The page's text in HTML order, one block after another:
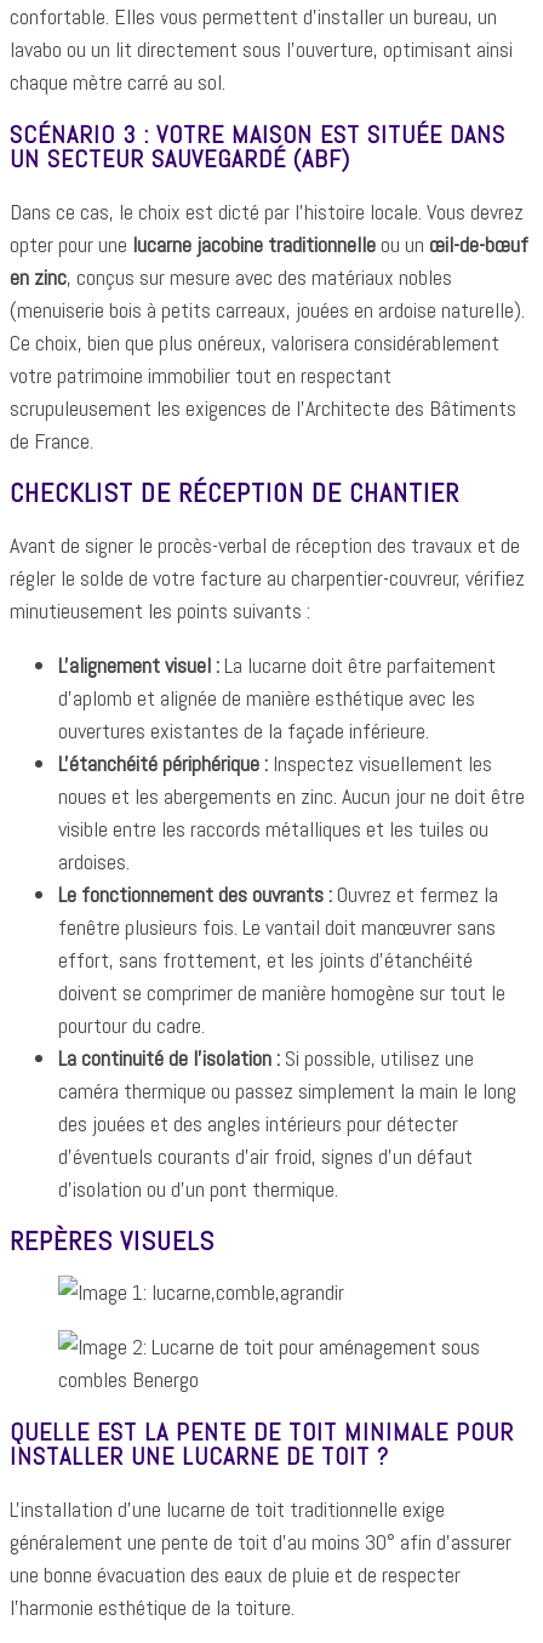
confortable. Elles vous permettent d'installer un bureau, un
lavabo ou un lit directement sous l'ouverture, optimisant ainsi
chaque mètre carré au sol.
SCÉNARIO 3 : VOTRE MAISON EST SITUÉE DANS
UN SECTEUR SAUVEGARDÉ (ABF)
Dans ce cas, le choix est dicté par l'histoire locale. Vous devrez
opter pour une lucarne jacobine traditionnelleou un œil-de-bœuf
en zinc, conçus sur mesure avec des matériaux nobles
(menuiserie bois à petits carreaux, jouées en ardoise naturelle).
Ce choix, bien que plus onéreux, valorisera considérablement
votre patrimoine immobilier tout en respectant
scrupuleusement les exigences de l'Architecte des Bâtiments
de France.
CHECKLIST DE RÉCEPTION DE CHANTIER
Avant de signer le procès-verbal de réception des travaux et de
régler le solde de votre facture au charpentier-couvreur, vérifiez
minutieusement les points suivants :
L'alignement visuel :La lucarne doit être parfaitement
d'aplomb et alignée de manière esthétique avec les
ouvertures existantes de la façade inférieure.
L'étanchéité périphérique : Inspectez visuellement les
noues et les abergements en zinc. Aucun jour ne doit être
visible entre les raccords métalliques et les tuiles ou
ardoises.
Le fonctionnement des ouvrants :Ouvrez et fermez la
fenêtre plusieurs fois. Le vantail doit manœuvrer sans
effort, sans frottement, et les joints d'étanchéité
doivent se comprimer de manière homogène sur tout le
pourtour du cadre.
La continuité de l'isolation : Si possible, utilisez une
caméra thermique ou passez simplement la main le long
des jouées et des angles intérieurs pour détecter
d'éventuels courants d'air froid, signes d'un défaut
d'isolation ou d'un pont thermique.
REPÈRES VISUELS
QUELLE EST LA PENTE DE TOIT MINIMALE POUR
INSTALLER UNE LUCARNE DE TOIT ?
L'installation d'une lucarne de toit traditionnelle exige
généralement une pente de toit d'au moins 30° afin d'assurer
une bonne évacuation des eaux de pluie et de respecter
l'harmonie esthétique de la toiture.